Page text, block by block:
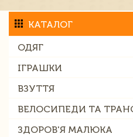
КАТАЛОГ
ОДЯГ
ІГРАШКИ
ВЗУТТЯ
ВЕЛОСИПЕДИ ТА
ЗДОРОВ'Я МАЛЮКА